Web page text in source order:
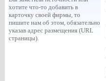
хотите что-то добавить в
карточку своей фирмы, то
пишите нам об этом, обязательно
указав адрес размещения (URL
страницы).